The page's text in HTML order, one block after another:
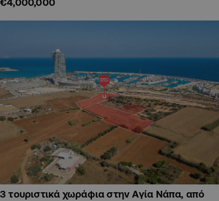
€4,000,000
3 τουριστικά χωράφια στην Αγία Νάπα, από